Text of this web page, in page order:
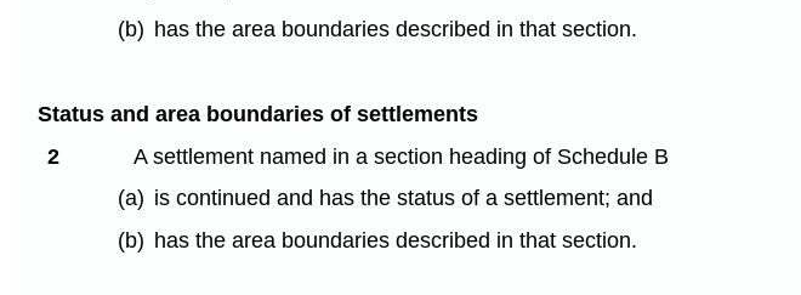
(b) has the area boundaries described in that section.
Status and area boundaries of settlements
2
A settlement named in a section heading of Schedule B
(a) is continued and has the status of a settlement; and
(b) has the area boundaries described in that section.